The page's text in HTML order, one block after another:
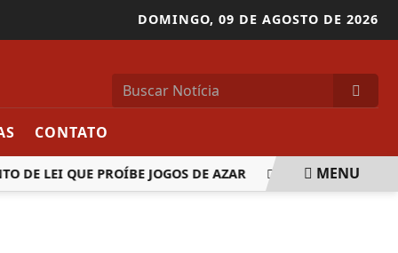
DOMINGO, 09 DE AGOSTO DE 2026
CONTATO
LEI QUE PROÍBE JOGOS DE AZAR IMPACTO DAS
MENU